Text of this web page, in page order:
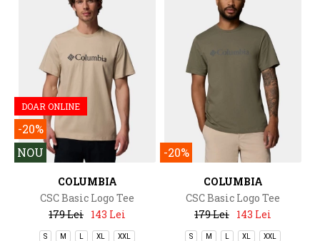
DOAR ONLINE
-20%
NOU
COLUMBIA
CSC Basic Logo Tee
179 Lei 143 Lei
S M XL XXL
-20%
COLUMBIA
CSC Basic Logo Tee
179 Lei 143 Lei
S M XL XXL